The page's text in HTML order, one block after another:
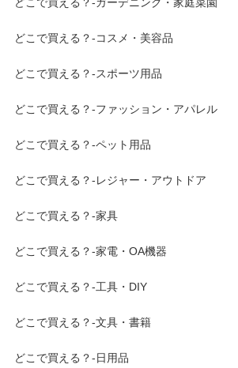
どこで買える？-コスメ・美容品
どこで買える？-スポーツ用品
どこで買える？-ファッション・アパレル
どこで買える？-ペット用品
どこで買える？-レジャー・アウトドア
どこで買える？-家具
どこで買える？-家電・OA機器
どこで買える？-工具・DIY
どこで買える？-文具・書籍
どこで買える？-日用品